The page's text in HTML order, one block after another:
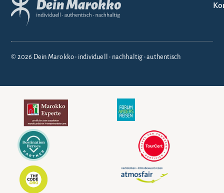
© 2026 Dein Marokko • individuell • nachhaltig • authentisch